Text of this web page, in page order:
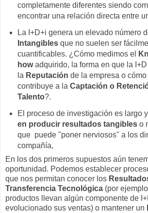
completamente diferentes siendo
encontrar una relación directa entre
La I+D+i genera un elevado número
Intangiblesque no suelen ser
cuantificables. ¿Cómo medimos el
howadquirido, la forma en que la
la Reputación de la empresa o cómo
contribuye a la Captación o
Talento?.
El proceso de investigación es largo
en producir resultados tangibleso
que puede "poner nerviosos" a los
compañía,
En los dos primeros supuestos aún
oportunidad. Podemos establecer
que nos permitan conocer los
Transferencia Tecnológica (por
productos llevan algún componente de
evolucionado sus ventas) o mantener un